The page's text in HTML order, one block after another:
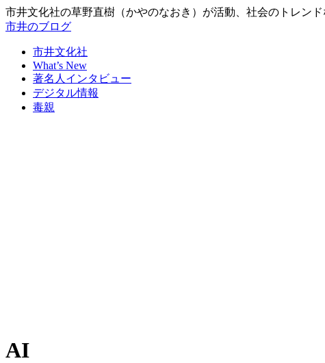
市井文化社の草野直樹（かやのなおき）が活動、社会のトレン
市井のブログ
市井文化社
What’s New
著名人インタビュー
デジタル情報
毒親
AI